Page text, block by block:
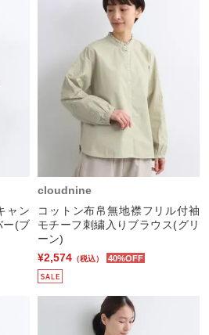
ャン
ー(ブ
cloudnine
コットン布帛無地襟フリル付袖
モチーフ刺繍入りブラウス(グリ
ーン)
¥2,574 （税込） 40%OFF